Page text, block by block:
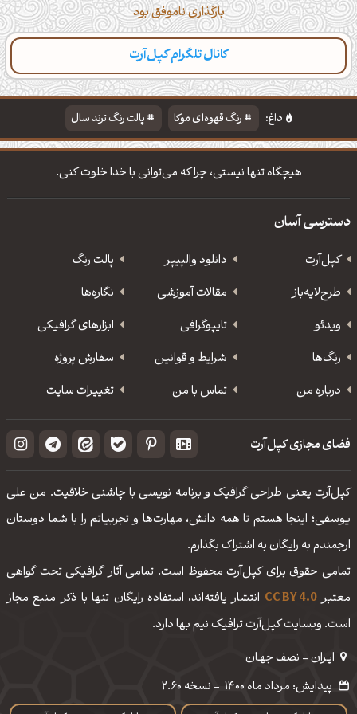
بارگذاری ناموفق بود
کانال تلگرام کپل‌آرت
دسته‌بندی مطالب تازه تایپوگرافی پالت‌ها
داغ: رنگ قهوه‌ای موکا
پالت رنگ ترند سال
دانلود والپیپر مذهبی
تایپوگرافی شعر مولانا
هیچگاه تنها نیستی، چرا که می‌توانی با خدا خلوت کنی.
دسترسی آسان
کپل‌آرت دانلود‌ والپیپر
پالت رنگ
طرح‌لایه‌باز
مقالات آموزشی
نگاره‌ها
ویدئو
‌تایپوگرافی
ابزارهای گرافیکی
رنگ‌ها
شرایط و قوانین
سفارش پروژه
درباره من
تماس با من تغییرات سایت
فضای مجازی کپل‌آرت
کپل‌آرت یعنی طراحی گرافیک و برنامه نویسی با چاشنی خلاقیت. من علی
یوسفی؛ اینجا هستم تا همه دانش، مهارت‌‌ها و تجربیاتم را با شما دوستان
ارجمندم به رایگان به اشتراک بگذارم.
تمامی حقوق برای کپل‌آرت محفوظ است. تمامی آثار گرافیکی تحت گواهی
معتبرCC BY 4.0 انتشار یافته‌اند، استفاده رایگان تنها با ذکر منبع مجاز
است. وبسایت کپل‌آرت ترافیک نیم بها دارد.
ایـران - نصف جهـان
پیدایش: مرداد ماه 1400 - نسخه 2.60